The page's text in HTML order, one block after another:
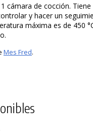
cámara de cocción. Tiene
y hacer un
máxima es de 450
Mes Fred.